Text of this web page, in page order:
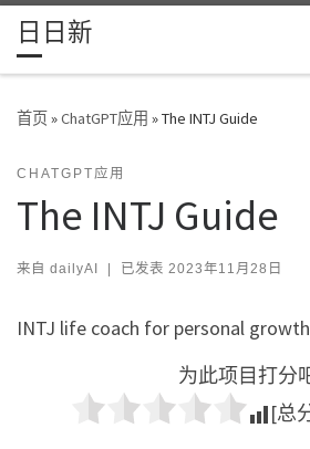
Skip to content
日日新
首页»ChatGPT应用 »The INTJ Guide
CHATGPT应用
The INTJ Guide
来自 dailyAI | 已发表 2023年11月28日
INTJ life coach for personal
为此项目打分
[总